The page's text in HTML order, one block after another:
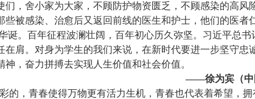
们，舍小家为大家，不顾防护物资匮乏，不顾感染的高风
些被感染、治愈后又返回前线的医生和护士，他们的医者
诞。百年征程波澜壮阔，百年初心历久弥坚。习近平总
在肩。对身为学生的我们来说，在新时代要进一步坚守忠
，奋力拼搏去实现人生价值和社会价值。
——徐为宾（中
的，青春使得万物更有活力生机，青春也代表着希望，